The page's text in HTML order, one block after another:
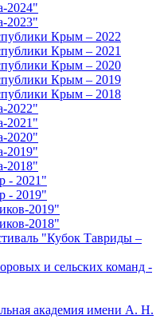
2024"
2023"
Крым – 2022
Крым – 2021
Крым – 2020
Крым – 2019
Крым – 2018
2022"
2021"
2020"
2019"
2018"
- 2021"
- 2019"
2019"
2018"
"Кубок Тавриды –
и сельских команд -
академия имени А. Н.